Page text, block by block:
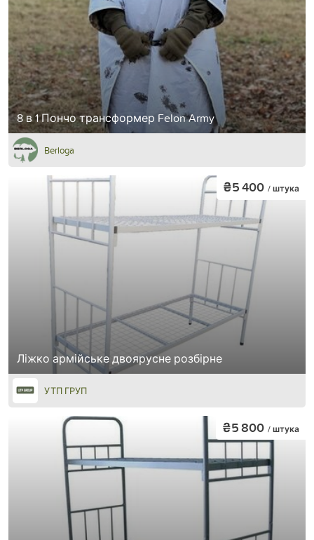
8 в 1 Пончо трансформер Felon Army
Berloga
Ліжко армійське двоярусне розбірне
₴5 400 / штука
УТП ГРУП
₴5 800 / штука